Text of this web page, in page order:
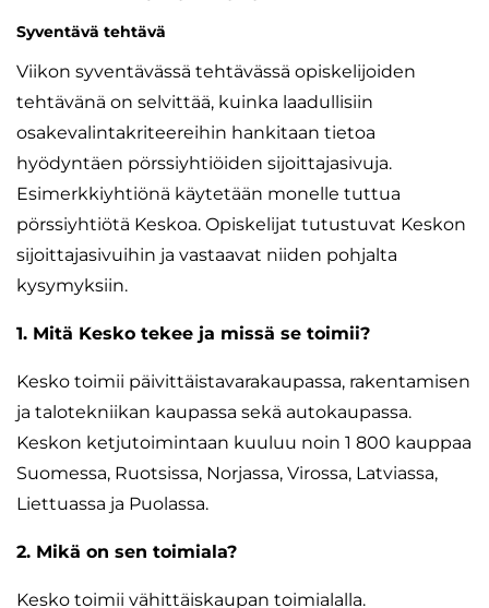
Syventävä tehtävä
Viikon syventävässä tehtävässä opiskelijoiden
tehtävänä on selvittää, kuinka laadullisiin
osakevalintakriteereihin hankitaan tietoa
hyödyntäen pörssiyhtiöiden sijoittajasivuja.
Esimerkkiyhtiönä käytetään monelle tuttua
pörssiyhtiötä Keskoa. Opiskelijat tutustuvat Keskon
sijoittajasivuihin ja vastaavat niiden pohjalta
kysymyksiin.
1. Mitä Kesko tekee ja missä se toimii?
Kesko toimii päivittäistavarakaupassa, rakentamisen
ja talotekniikan kaupassa sekä autokaupassa.
Keskon ketjutoimintaan kuuluu noin 1 800 kauppaa
Suomessa, Ruotsissa, Norjassa, Virossa, Latviassa,
Liettuassa ja Puolassa.
2. Mikä on sen toimiala?
Kesko toimii vähittäiskaupan toimialalla.